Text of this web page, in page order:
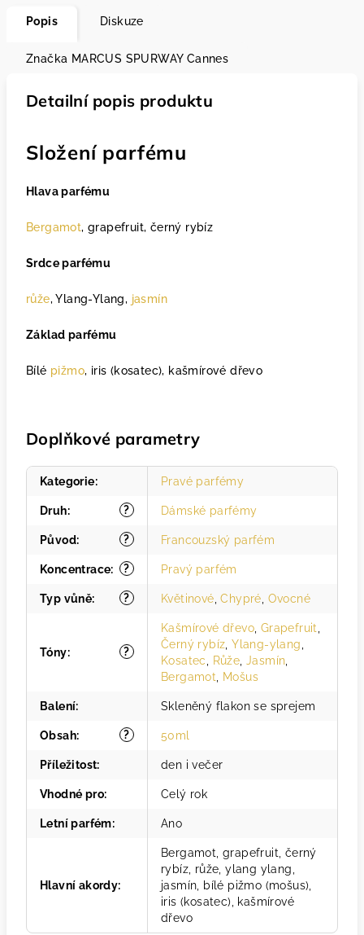
Popis Diskuze
Značka MARCUS SPURWAY Cannes
Detailní popis produktu
Složení parfému
Hlava parfému
Bergamot, grapefruit, černý rybíz
Srdce parfému
růže, Ylang-Ylang, jasmín
Základ parfému
Bílé pižmo, iris (kosatec), kašmírové dřevo
Doplňkové parametry
Kategorie: Pravé parfémy
?
Druh: Dámské parfémy
?
Původ: Francouzský parfém
?
Koncentrace: Pravý parfém
?
Typ vůně: Květinové ,Chypré Ovocné
?
Tóny:
Kašmírové dřevo Grapefruit
Černý rybíz ,Ylang-ylang
Kosatec
Růže ,Jasmín
Bergamot
Mošus
Balení: Skleněný flakon se sprejem
?
Obsah: 50ml
Příležitost: den i večer
Vhodné pro: Celý rok
Letní parfém: Ano
Hlavní akordy:
Bergamot, grapefruit, černý
rybíz, růže, ylang ylang,
jasmín, bílé pižmo (mošus),
iris (kosatec), kašmírové
dřevo